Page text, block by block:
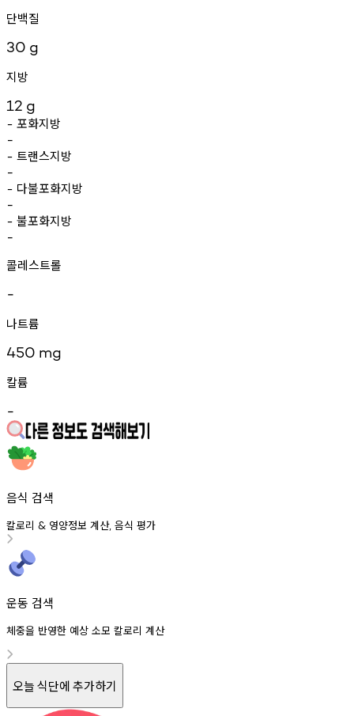
단백질
30 g
지방
12 g
- 포화지방
-
- 트랜스지방
-
- 다불포화지방
-
- 불포화지방
-
콜레스트롤
-
나트륨
450 mg
칼륨
-
음식 검색
칼로리 & 영양정보 계산, 음식 평가
운동 검색
체중을 반영한 예상 소모 칼로리 계산
오늘 식단에 추가하기